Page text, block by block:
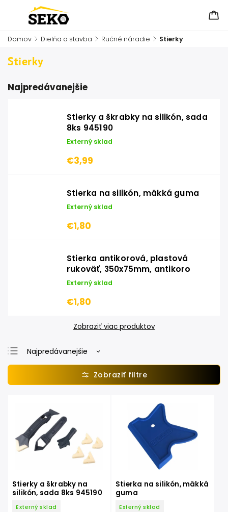
Domov / Dielňa a stavba / Ručné náradie / Stierky
Stierky
Najpredávanejšie
Stierky a škrabky na silikón, sada
8ks 945190
Externý sklad
€3,99
Stierka na silikón, mäkká guma
Externý sklad
€1,80
Stierka antikorová, plastová
rukoväť, 350x75mm, antikoro
Externý sklad
€1,80
Zobraziť viac produktov
Najpredávanejšie
Najlacnejšie
Najdrahšie
Stierky a škrabky na
silikón, sada 8ks 945190
Externý sklad
Stierka na silikón, mäkká
guma
Externý sklad